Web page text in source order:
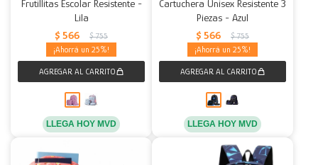
Frutillitas Escolar Resistente -
Lila
$ 566 $ 755
25
LLEGA HOY MVD
Cartuchera Unisex Resistente 3
Piezas - Azul
$ 566 $ 755
25
LLEGA HOY MVD